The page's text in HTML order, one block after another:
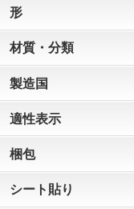
形
材質・分類
製造国
適性表示
梱包
シート貼り